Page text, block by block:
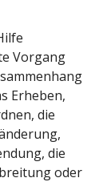
Vorgang
Erheben,
die
die
oder